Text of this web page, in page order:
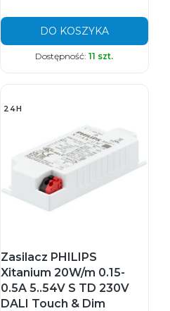
DO KOSZYKA
Dostępność:11 szt.
24H
Zasilacz PHILIPS
Xitanium 20W/m 0.15-
0.5A 5..54V S TD 230V
DALI Touch & Dim